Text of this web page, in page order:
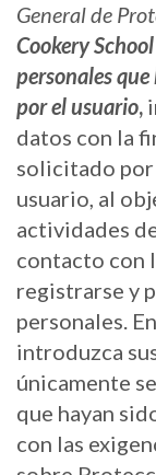
General de
Cookery
personales
por el usuario,
datos con la
solicitado
usuario, al
actividades
contacto con
registrarse y
personales.
introduzca
únicamente
que hayan
con las